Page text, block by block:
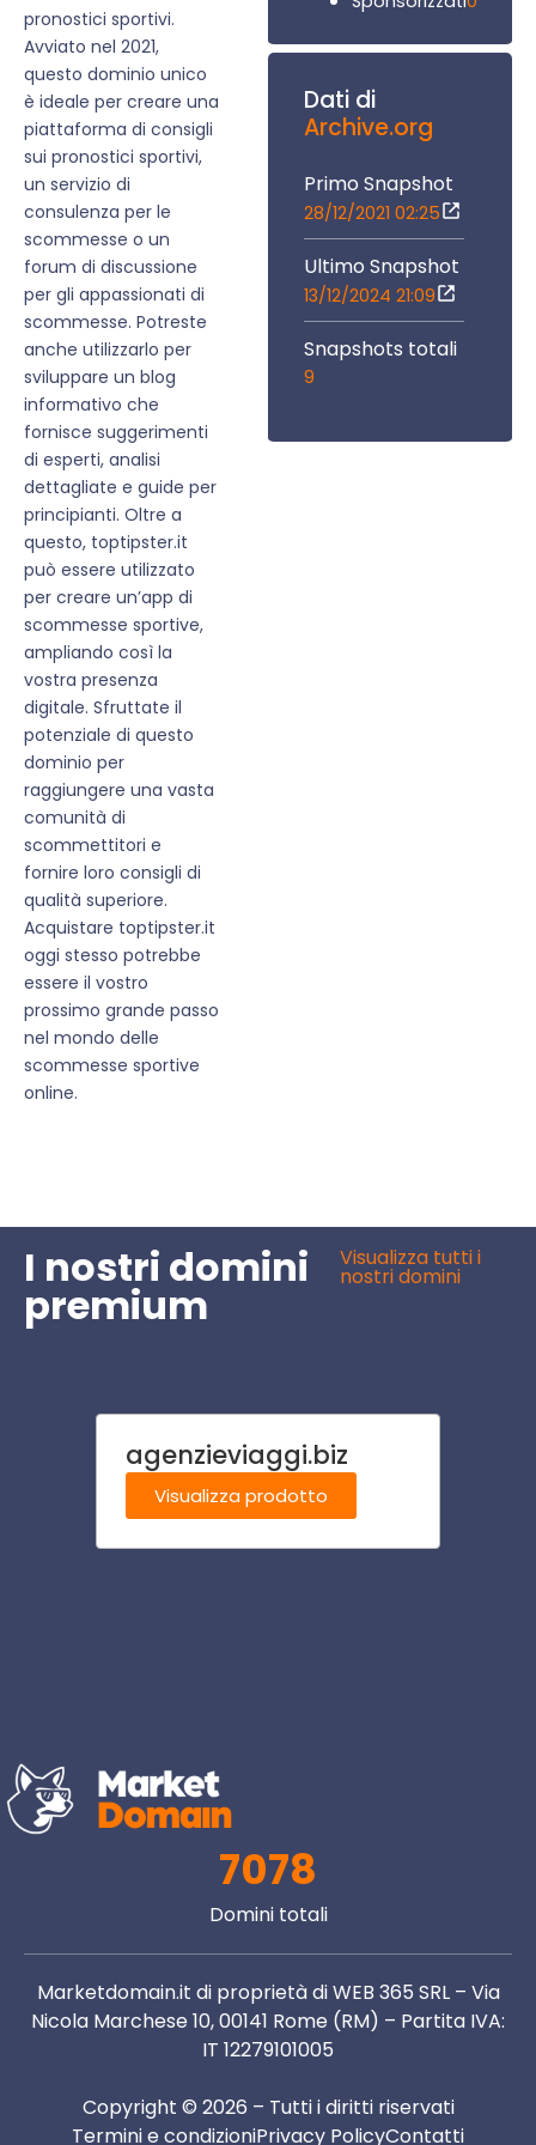
pronostici sportivi.
Avviato nel 2021,
questo dominio unico
è ideale per creare una
piattaforma di consigli
sui pronostici sportivi,
un servizio di
consulenza per le
scommesse o un
forum di discussione
per gli appassionati di
scommesse. Potreste
anche utilizzarlo per
sviluppare un blog
informativo che
fornisce suggerimenti
di esperti, analisi
dettagliate e guide per
principianti. Oltre a
questo, toptipster.it
può essere utilizzato
per creare un’app di
scommesse sportive,
ampliando così la
vostra presenza
digitale. Sfruttate il
potenziale di questo
dominio per
raggiungere una vasta
comunità di
scommettitori e
fornire loro consigli di
qualità superiore.
Acquistare toptipster.it
oggi stesso potrebbe
essere il vostro
prossimo grande passo
nel mondo delle
scommesse sportive
online.
Dati di
Archive.org
Primo Snapshot
28/12/2021 02:25
Ultimo Snapshot
13/12/2024 21:09
Snapshots totali
9
I nostri domini
premium
Visualizza tutti i
nostri domini
agenzieviaggi.biz
Visualizza prodotto
7078
Domini totali
Marketdomain.it di proprietà di WEB 365 SRL – Via
Nicola Marchese 10, 00141 Rome (RM) – Partita IVA:
IT 12279101005
Copyright © 2026 – Tutti i diritti riservati
Termini e condizioniPrivacy PolicyContatti